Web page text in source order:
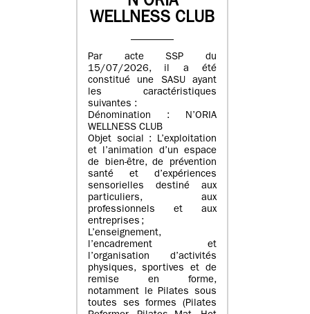
WELLNESS CLUB
Par acte SSP du
15/07/2026, il a été
constitué une SASU ayant
les caractéristiques
suivantes :
Dénomination : N’ORIA
WELLNESS CLUB
Objet social : L’exploitation
et l’animation d’un espace
de bien-être, de prévention
santé et d’expériences
sensorielles destiné aux
particuliers, aux
professionnels et aux
entreprises ;
L’enseignement,
l’encadrement et
l’organisation d’activités
physiques, sportives et de
remise en forme,
notamment le Pilates sous
toutes ses formes (Pilates